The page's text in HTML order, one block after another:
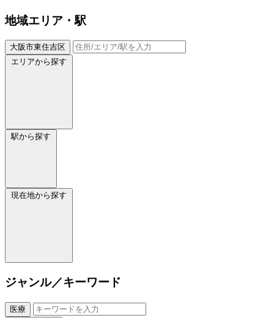
地域エリア・駅
大阪市東住吉区
エリアから探す
駅から探す
現在地から探す
ジャンル／キーワード
医療